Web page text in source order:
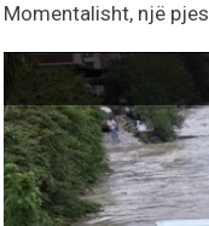
Momentalisht, një